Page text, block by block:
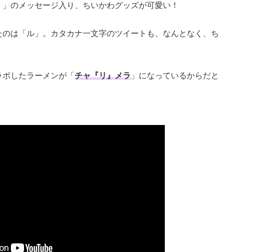
」のメッセージ入り、ちいかわグッズが可愛い！
は「ル」。カタカナ一文字のツイートも、なんとなく、ち
したラーメンが「 チャ『リ』メラ 」になっているからだと